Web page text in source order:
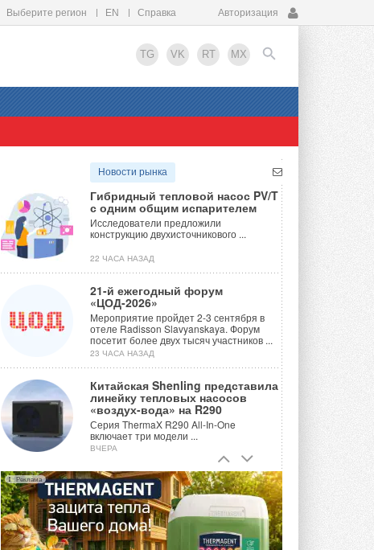
Выберите регион EN Справка Авторизация
TG VK RT MX
EN
Новости рынка
Гибридный тепловой насос PV/T
с одним общим испарителем
Исследователи предложили
конструкцию двухисточникового ...
22 ЧАСА НАЗАД
21-й ежегодный форум
«ЦОД-2026»
Мероприятие пройдет 2-3 сентября в
отеле Radisson Slavyanskaya. Форум
посетит более двух тысяч участников ...
23 ЧАСА НАЗАД
Китайская Shenling представила
линейку тепловых насосов
«воздух-вода» на R290
Серия ThermaX R290 All-In-One
включает три модели ...
ВЧЕРА
Тепловые насосы в связке с
солнечной генерацией и
накопителем снижают
потребление на 60%
Исследователи из Италии установили ...
ВЧЕРА
Реклама